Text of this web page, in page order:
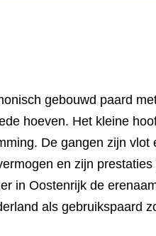
gebouwd paard
hoeven. Het kleine
De gangen zijn
en zijn
in Oostenrijk de
als gebruikspaard